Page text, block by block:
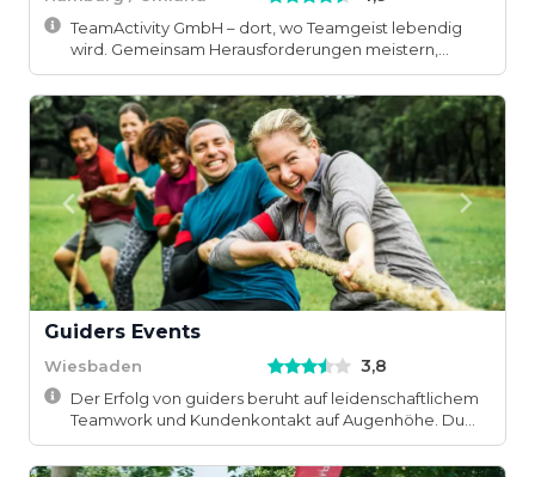
TeamActivity GmbH – dort, wo Teamgeist lebendig
wird. Gemeinsam Herausforderungen meistern,
lache...
Guiders Events
Wiesbaden 3,8
Der Erfolg von guiders beruht auf leidenschaftlichem
Teamwork und Kundenkontakt auf Augenhöhe. Du...